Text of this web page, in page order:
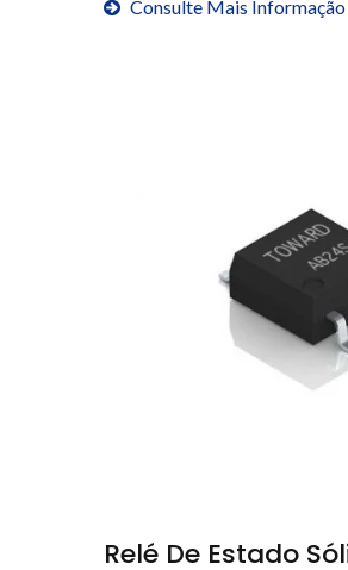
Consulte Mais Informação
Relé De Estado